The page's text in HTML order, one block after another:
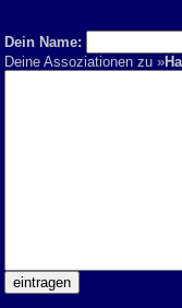
Dein Name:
Deine Assoziationen zu »